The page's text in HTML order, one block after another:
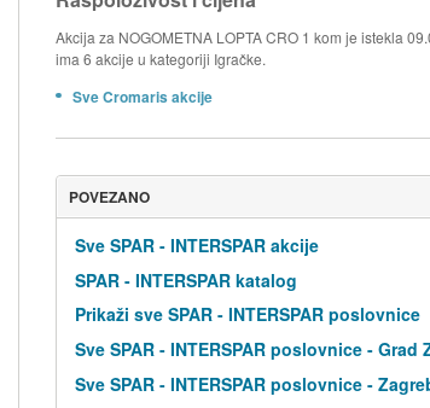
Akcija za NOGOMETNA LOPTA CRO 1 kom je istekla
ima 6 akcije u kategoriji Igračke.
Sve Cromaris akcije
POVEZANO
Sve SPAR - INTERSPAR akcije
SPAR - INTERSPAR katalog
Prikaži sve SPAR - INTERSPAR poslovnice
Sve SPAR - INTERSPAR poslovnice - Grad
Sve SPAR - INTERSPAR poslovnice -